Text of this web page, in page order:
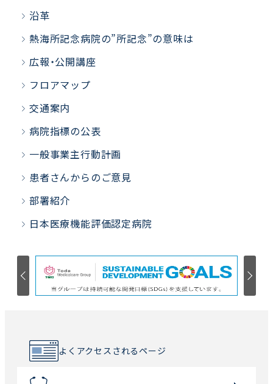
沿革
熱海所記念病院の”所記念”の意味は
広報・公開講座
フロアマップ
交通案内
病院指標の公表
一般事業主行動計画
患者さんからのご意見
部署紹介
日本医療機能評価認定病院
よくアクセスされるページ